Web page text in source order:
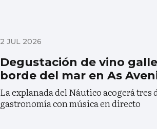
2 JUL 2026
Degustación de vino
borde del mar en As
La explanada del Náutico acogerá tres
gastronomía con música en directo